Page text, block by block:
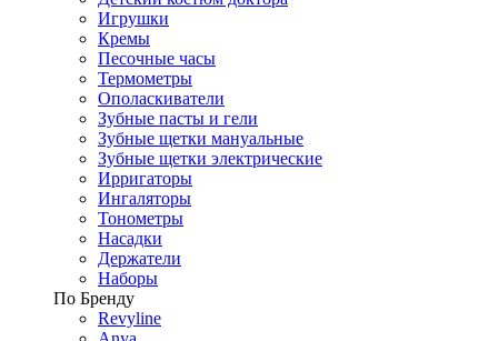
Игрушки
Кремы
Песочные часы
Термометры
Ополаскиватели
Зубные пасты и гели
Зубные щетки мануальные
Зубные щетки электрические
Ирригаторы
Ингаляторы
Тонометры
Насадки
Держатели
Наборы
По Бренду
Revyline